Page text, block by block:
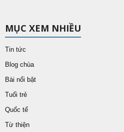
MỤC XEM NHIỀU
Tin tức
Blog chùa
Bài nổi bật
Tuổi trẻ
Quốc tế
Từ thiện